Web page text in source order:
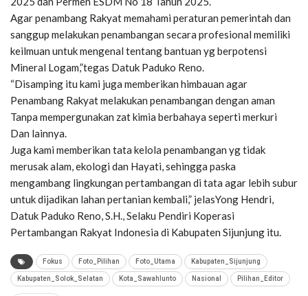
Agar penambang Rakyat memahami peraturan pemerintah dan
sanggup melakukan penambangan secara profesional memiliki
keilmuan untuk mengenal tentang bantuan yg berpotensi
Mineral Logam,”tegas Datuk Paduko Reno.
“Disamping itu kami juga memberikan himbauan agar
Penambang Rakyat melakukan penambangan dengan aman
Tanpa mempergunakan zat kimia berbahaya seperti merkuri
Dan lainnya.
Juga kami memberikan tata kelola penambangan yg tidak
merusak alam, ekologi dan Hayati, sehingga paska
mengambang lingkungan pertambangan di tata agar lebih subur
untuk dijadikan lahan pertanian kembali,” jelasYong Hendri,
Datuk Paduko Reno, S.H., Selaku Pendiri Koperasi
Pertambangan Rakyat Indonesia di Kabupaten Sijunjung itu.
Fokus Foto_Pilihan Foto_Utama Kabupaten_Sijunjung
Kabupaten_Solok_Selatan Kota_Sawahlunto Nasional Pilihan_Editor